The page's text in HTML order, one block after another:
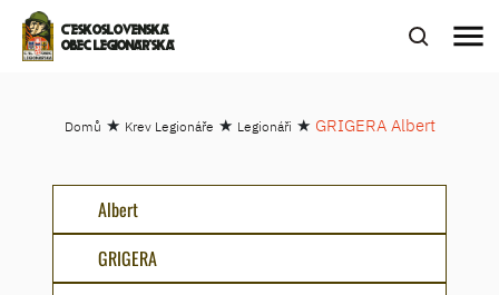
ČESKOSLOVENSKÁ
OBEC LEGIONÁŘSKÁ
menu
Domů ★ Krev Legionáře ★ Legionáři ★ GRIGERA Albert